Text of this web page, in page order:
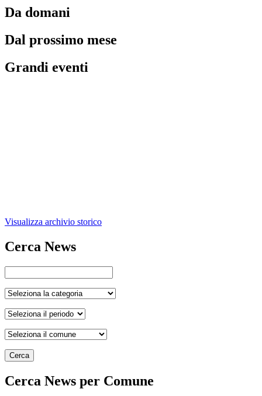
Da domani
Dal prossimo mese
Grandi eventi
Visualizza archivio storico
Cerca News
Cerca
Cerca News per Comune